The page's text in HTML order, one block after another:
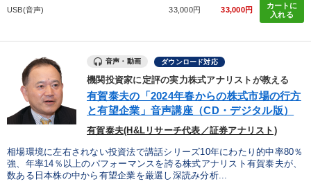
USB(音声) 33,000円 33,000円
カートに
入れる
音声・動画 ダウンロード対応
機関投資家に定評の実力株式アナリストが教える
有賀泰夫の「2024年春からの株式市場の行方
と有望企業」音声講座（CD・デジタル版）
有賀泰夫(H&Lリサーチ代表／証券アナリスト)
相場環境に左右されない投資法で講話シリーズ10年にわたり的中率80％
強、年率14％以上のパフォーマンスを誇る株式アナリスト有賀泰夫が、
数ある日本株の中から有望企業を厳選し深読み分析...